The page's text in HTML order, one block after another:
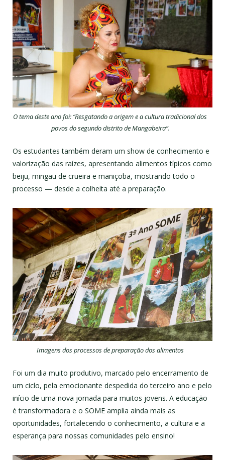
O tema deste ano foi: “Resgatando a origem e a cultura tradicional dos
povos do segundo distrito de Mangabeira”.
Os estudantes também deram um show de conhecimento e
valorização das raízes, apresentando alimentos típicos como
beiju, mingau de crueira e maniçoba, mostrando todo o
processo — desde a colheita até a preparação.
Imagens dos processos de preparação dos alimentos
Foi um dia muito produtivo, marcado pelo encerramento de
um ciclo, pela emocionante despedida do terceiro ano e pelo
início de uma nova jornada para muitos jovens. A educação
é transformadora e o SOME amplia ainda mais as
oportunidades, fortalecendo o conhecimento, a cultura e a
esperança para nossas comunidades pelo ensino!